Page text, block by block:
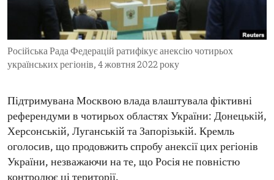
ENVIRONMENT AND HEALTH
IDEALS AND INSTITUTIONS
Російська Рада Федерацій ратифікує анексію чотирьох
українських регіонів, 4 жовтня 2022 року
Підтримувана Москвою влада влаштувала фіктивні
референдуми в чотирьох областях України: Донецькій,
Херсонській, Луганській та Запорізькій. Кремль
оголосив, що продовжить спробу анексії цих регіонів
України, незважаючи на те, що Росія не повністю